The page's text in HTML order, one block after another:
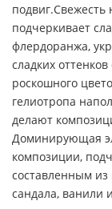
подвиг.Свежесть
подчеркивает
флердоранжа,
сладких
роскошного
гелиотропа
делают
Доминирующая
композиции,
составленным из
сандала, ванили